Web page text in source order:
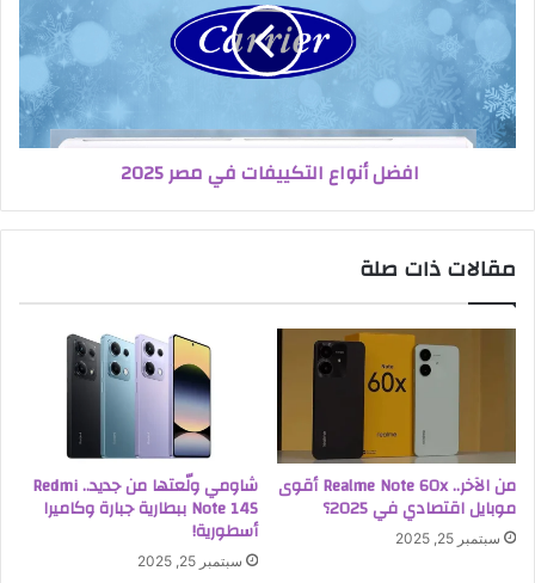
افضل أنواع التكييفات في مصر 2025
مقالات ذات صلة
من الآخر.. Realme Note 60x أقوى
موبايل اقتصادي في 2025؟
سبتمبر 25, 2025
شاومي ولّعتها من جديد.. Redmi
Note 14S ببطارية جبارة وكاميرا
أسطورية!
سبتمبر 25, 2025